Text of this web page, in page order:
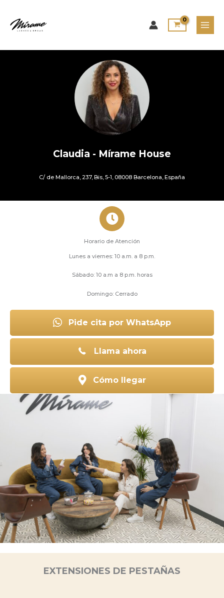
contenido
Claudia - Mírame House
C/ de Mallorca, 237, Bis, 5-1, 08008 Barcelona, España
Horario de Atención
Lunes a viernes: 10 a.m. a 8 p.m.
Sábado: 10 a.m a 8 p.m. horas
Domingo: Cerrado
Pide cita por WhatsApp
Llama ahora
Cómo llegar
EXTENSIONES DE PESTAÑAS